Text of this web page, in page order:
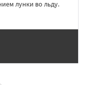
лунки во льду.